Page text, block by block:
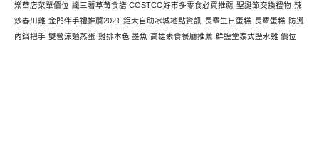
樂華店菜單價位 纖三薯草莓食譜 COSTCO好市多零食必買推薦 聖誕節交換禮物 辣
炒春川雞 金門伴手禮推薦2021 鉅大自助冰城地點資訊 長輩生日蛋糕 長輩蛋糕 防燙
內鍋把手 雙營涼麵蒸蛋 雞排本色 墨魚 高雄素食餐廳推薦 鮮鹽堂泰式鹽水雞 價位